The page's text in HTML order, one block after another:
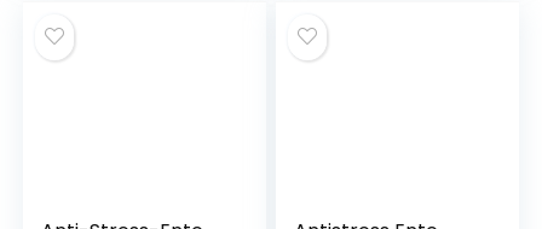
für das Zahnen von
Welpen und
cm, gelb